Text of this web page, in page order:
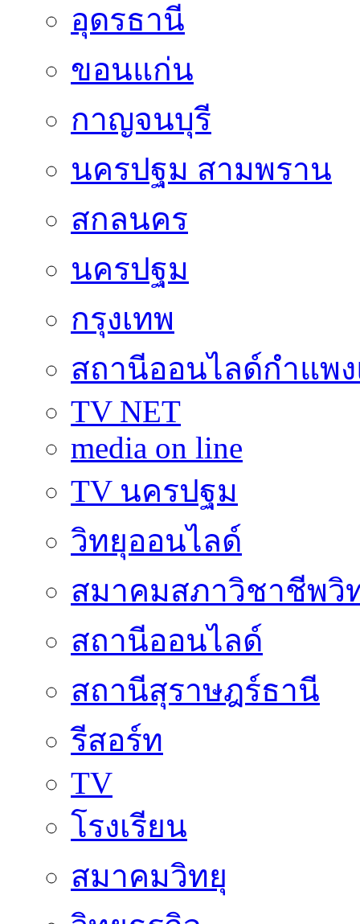
อุดรธานี
ขอนแก่น
กาญจนบุรี
นครปฐม สามพราน
สกลนคร
นครปฐม
กรุงเทพ
สถานีออนไลด์กำแพ
TV NET
media on line
TV นครปฐม
วิทยุออนไลด์
สมาคมสภาวิชาชีพวิ
สถานีออนไลด์
สถานีสุราษฎร์ธานี
รีสอร์ท
TV
โรงเรียน
สมาคมวิทยุ